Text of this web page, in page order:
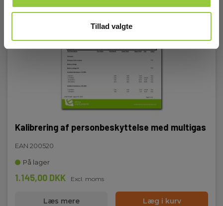
Tillad valgte
Dimensioner
Nettovægt:
Kalibrering af personbeskyttelse med multigas
EAN 200520
På lager
1.145,00 DKK Excl. moms
Læs mere Læg i kurv